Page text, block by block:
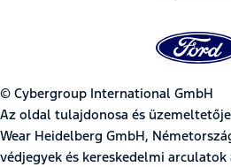
© Cybergroup International GmbH
Az oldal tulajdonosa és
Wear Heidelberg GmbH,
védjegyek és kereskedelmi arculatok